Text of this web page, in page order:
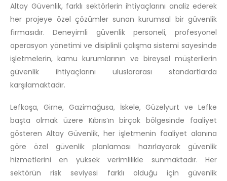
Altay Güvenlik, farklı sektörlerin ihtiyaçlarını analiz ederek
her projeye özel çözümler sunan kurumsal bir güvenlik
firmasıdır. Deneyimli güvenlik personeli, profesyonel
operasyon yönetimi ve disiplinli çalışma sistemi sayesinde
işletmelerin, kamu kurumlarının ve bireysel müşterilerin
güvenlik ihtiyaçlarını uluslararası standartlarda
karşılamaktadır.
Lefkoşa, Girne, Gazimağusa, İskele, Güzelyurt ve Lefke
başta olmak üzere Kıbrıs’ın birçok bölgesinde faaliyet
gösteren Altay Güvenlik, her işletmenin faaliyet alanına
göre özel güvenlik planlaması hazırlayarak güvenlik
hizmetlerini en yüksek verimlilikle sunmaktadır. Her
sektörün risk seviyesi farklı olduğu için güvenlik